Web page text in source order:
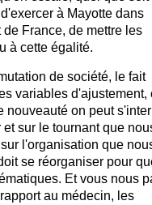
à Mayotte dans
France, de mettre les
à cette égalité.
de société, le fait
variables d'ajustement,
nouveauté on peut
sur le tournant que
l'organisation que
se réorganiser pour
Et vous nous
au médecin, les